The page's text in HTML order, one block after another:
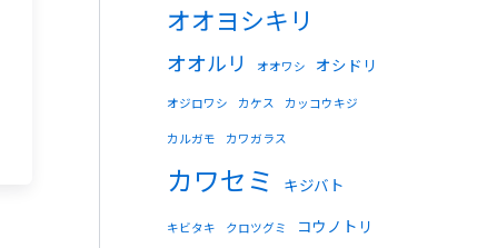
オオヨシキリ
オオルリ オオワシ オシドリ
オジロワシ カケス カッコウキジ
カルガモ カワガラス
カワセミ キジバト
キビタキ クロツグミ コウノトリ